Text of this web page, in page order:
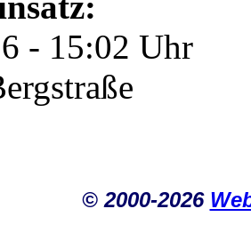
- 15:02 Uhr
© 2000-2026